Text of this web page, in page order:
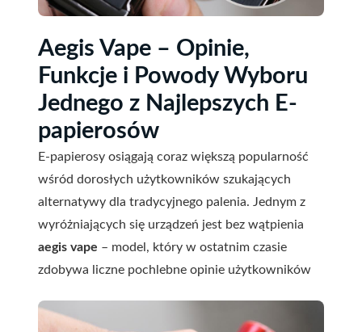
Aegis Vape – Opinie,
Funkcje i Powody Wyboru
Jednego z Najlepszych E-
papierosów
E-papierosy osiągają coraz większą popularność
wśród dorosłych użytkowników szukających
alternatywy dla tradycyjnego palenia. Jednym z
wyróżniających się urządzeń jest bez wątpienia
aegis vape – model, który w ostatnim czasie
zdobywa liczne pochlebne opinie użytkowników